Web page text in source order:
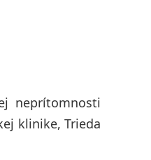
neprítomnosti
klinike, Trieda